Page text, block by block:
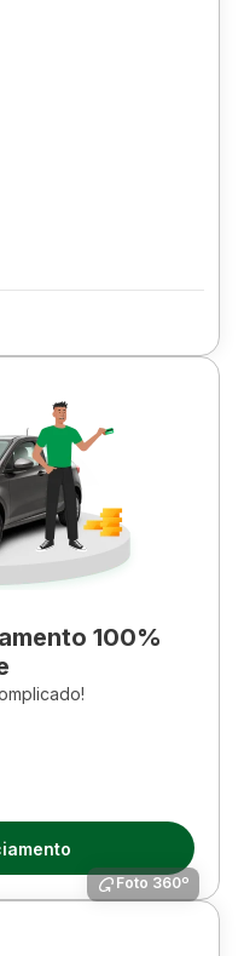
100%
Foto 360º